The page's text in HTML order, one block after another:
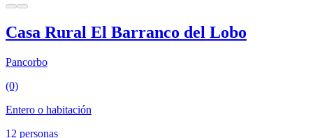
Casa Rural El Barranco del Lobo
Pancorbo
(0)
Entero o habitación
12 personas